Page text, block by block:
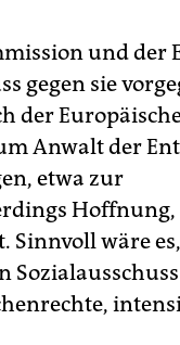
und der
gegen sie
der
Anwalt der
etwa zur
Hoffnung,
wäre